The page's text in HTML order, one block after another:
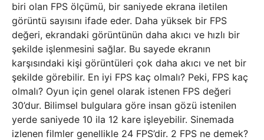
biri olan FPS ölçümü, bir saniyede ekrana iletilen
görüntü sayısını ifade eder. Daha yüksek bir FPS
değeri, ekrandaki görüntünün daha akıcı ve hızlı bir
şekilde işlenmesini sağlar. Bu sayede ekranın
karşısındaki kişi görüntüleri çok daha akıcı ve net bir
şekilde görebilir. En iyi FPS kaç olmalı? Peki, FPS kaç
olmalı? Oyun için genel olarak istenen FPS değeri
30’dur. Bilimsel bulgulara göre insan gözü istenilen
yerde saniyede 10 ila 12 kare işleyebilir. Sinemada
izlenen filmler genellikle 24 FPS’dir. 2 FPS ne demek?